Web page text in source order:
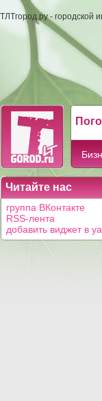
ТЛТгород.ру - городской
Читайте нас
группа ВКонтакте
RSS-лента
добавить виджет в